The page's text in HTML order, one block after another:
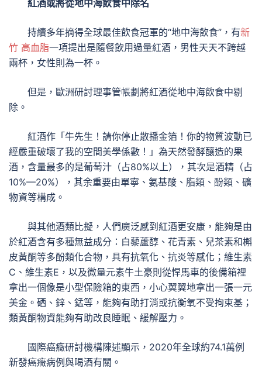
紅酒或將從地中海飲食中除名
持續多年摘得全球最佳飲食冠軍的“地中海飲食”，有新
竹 高血脂一項提出是隨餐飲用過量紅酒，男性天天不跨越
兩杯，女性則為一杯。
但是，歐洲研討理事管帳劃將紅酒從地中海飲食中剔
除。
紅酒作「牛先生！請你停止散播金箔！你的物質波動已
經嚴重破壞了我的空間美學係數！」為天然發酵釀造的果
酒，含量最多的是葡萄汁（占80%以上），其次是酒精（占
10%—20%），其余重要由單寧、氨基酸、脂類、酚類、礦
物資等構成。
與其他酒類比擬，人們廣泛感到紅酒更安康，能夠是由
於紅酒含有多種無益成分：白藜蘆醇、花青素、兒茶素和槲
皮黃酮等多酚類化合物，具有抗氧化、抗炎等感化；維生素
C、維生素E，以及微量元素牛土豪則從悍馬車的後備箱裡
拿出一個像是小型保險箱的東西，小心翼翼地拿出一張一元
美金。硒、鋅、錳等，能夠有助打消或抗衡氧不受拘束基；
類黃酮物資能夠有助改良睡眠、緩解壓力。
國際癌癥研討機構陳述顯示，2020年全球約74.1萬例
新發癌癥病例與喝酒有關。